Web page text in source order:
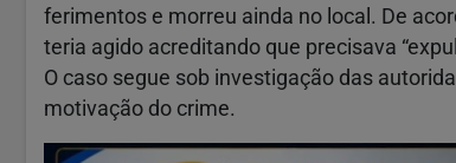
ferimentos e morreu ainda no local. De
teria agido acreditando que precisava
O caso segue sob investigação das
motivação do crime.